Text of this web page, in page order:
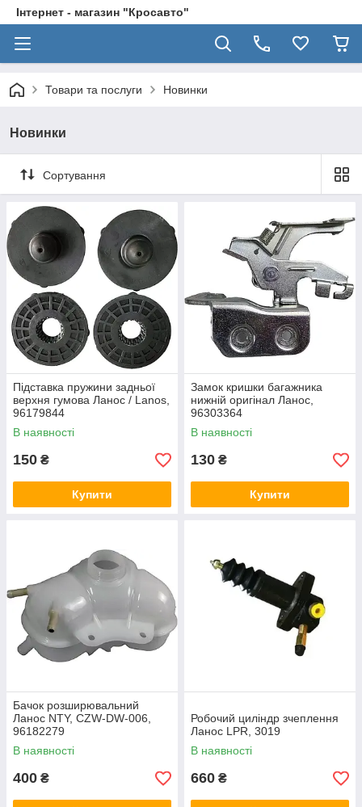
Інтернет - магазин "Кросавто"
Товари та послуги Новинки
Новинки
Сортування
Підставка пружини задньої
верхня гумова Ланос / Lanos,
96179844
В наявності
150 ₴
Купити
Замок кришки багажника
нижній оригінал Ланос,
96303364
В наявності
130 ₴
Купити
Бачок розширювальний
Ланос NTY, CZW-DW-006,
96182279
В наявності
400 ₴
Робочий циліндр зчеплення
Ланос LPR, 3019
В наявності
660 ₴